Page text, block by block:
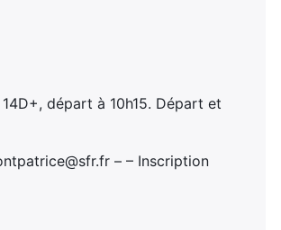
départ à 10h15. Départ et
– – Inscription